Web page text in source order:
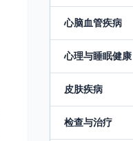
心脑血管疾病
心理与睡眠健康
皮肤疾病
检查与治疗